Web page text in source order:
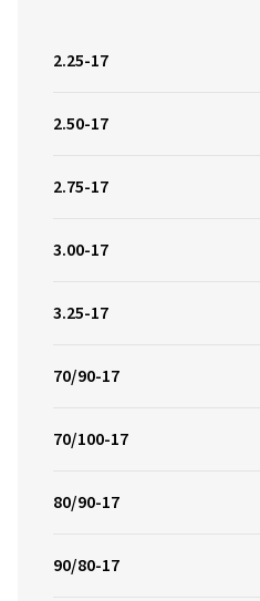
2.25-17
2.50-17
2.75-17
3.00-17
3.25-17
70/90-17
70/100-17
80/90-17
90/80-17